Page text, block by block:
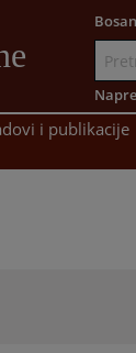
sadržaj
i publikacije